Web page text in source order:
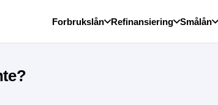
Forbrukslån Refinansiering Smålån